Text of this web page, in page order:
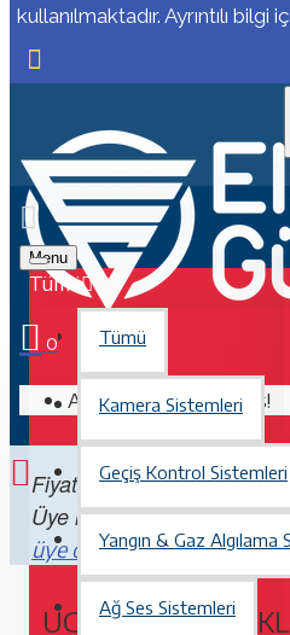
kullanılmaktadır. Ayrıntılı bilgi
Menu
Tümü
Tümü
Kamera Sistemleri
Geçiş Kontrol Sistemleri
Yangın & Gaz Algılama
Ağ Ses Sistemleri
0
Alışveriş sepetiniz boş!
Fiyatları görebilmek için
Üye iseniz lütfengiriş
üye olun. Üye olmak
UG-201,